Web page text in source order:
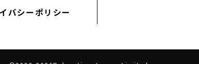
バシーポリシー